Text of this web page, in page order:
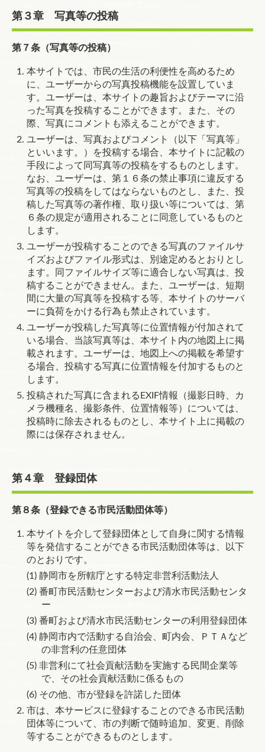
第３章 写真等の投稿
第７条（写真等の投稿）
本サイトでは、市民の生活の利便性を高めるため
に、ユーザーからの写真投稿機能を設置していま
す。ユーザーは、本サイトの趣旨およびテーマに沿
った写真を投稿することができます。また、その
際、写真にコメントも添えることができます。
ユーザーは、写真およびコメント（以下「写真等」
といいます。）を投稿する場合、本サイトに記載の
手段によって同写真等の投稿をするものとします。
なお、ユーザーは、 第１６条の禁止事項に違反する
写真等の投稿をしてはならないものとし、また、投
稿した写真等の著作権、取り扱い等については、 第
６条の規定が適用されることに同意しているものと
します。
ユーザーが投稿することのできる写真のファイルサ
イズおよびファイル形式は、別途定めるとおりとし
ます。同ファイルサイズ等に適合しない写真は、投
稿することができません。また、ユーザーは、短期
間に大量の写真等を投稿する等、本サイトのサーバ
ーに負荷をかける行為も禁止されています。
ユーザーが投稿した写真等に位置情報が付加されて
いる場合、当該写真等は、本サイト内の地図上に掲
載されます。ユーザーは、地図上への掲載を希望す
る場合、投稿する写真に位置情報を付加するものと
します。
投稿された写真に含まれる EXIF情報（撮影日時、カ
メラ機種名、撮影条件、位置情報等）については、
投稿時に除去されるものとし、本サイト上に掲載の
際には保存されません。
第４章 登録団体
第８条（登録できる市民活動団体等）
本サイトを介して登録団体として自身に関する情報
等を発信することができる市民活動団体等は、以下
のとおりです。
静岡市を所轄庁とする特定非営利活動法人
番町市民活動センターおよび清水市民活動センタ
ー
番町および清水市民活動センターの利用登録団体
静岡市内で活動する自治会、町内会、ＰＴＡなど
の非営利の任意団体
非営利にて社会貢献活動を実施する民間企業等
で、その社会貢献活動に係るもの
その他、市が登録を許諾した団体
市は、本サービスに登録することのできる市民活動
団体等について、市の判断で随時追加、変更、削除
等することができるものとします。